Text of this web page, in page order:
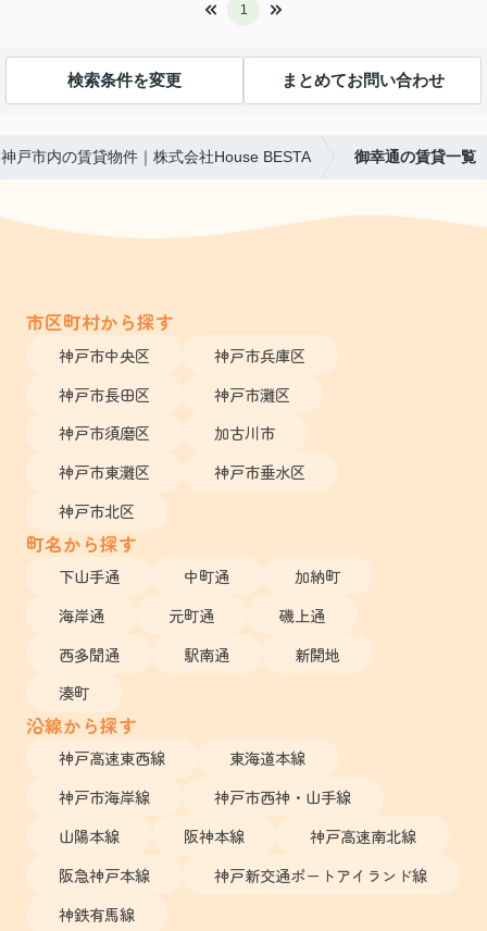
1
検索条件を変更 まとめてお問い合わせ
神戸市内の賃貸物件｜株式会社House BESTA 御幸通の賃貸一覧
市区町村から探す
神戸市中央区
神戸市兵庫区
神戸市長田区
神戸市灘区
神戸市須磨区
加古川市
神戸市東灘区
神戸市垂水区
神戸市北区
町名から探す
下山手通 中町通
加納町
海岸通
元町通
磯上通
西多聞通
駅南通
新開地
湊町
沿線から探す
神戸高速東西線
東海道本線
神戸市海岸線
神戸市西神・山手線
山陽本線
阪神本線
神戸高速南北線
阪急神戸本線
神戸新交通ポートアイランド線
神鉄有馬線